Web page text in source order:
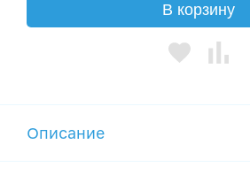
В корзину
Описание